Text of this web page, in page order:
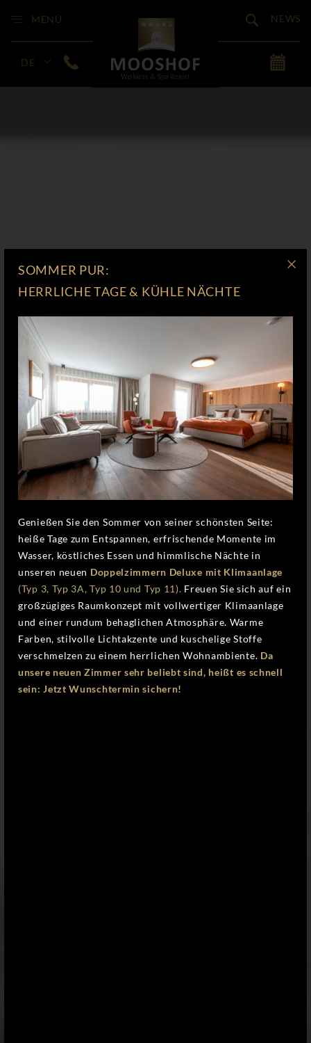
MENÜ NEWS
DE
SOMMER PUR:
HERRLICHE TAGE & KÜHLE NÄCHTE
Genießen Sie den Sommer von seiner schönsten Seite:
heiße Tage zum Entspannen, erfrischende Momente im
Wasser, köstliches Essen und himmlische Nächte in
unseren neuen Doppelzimmern Deluxe mit Klimaanlage
(Typ 3, Typ 3A, Typ 10 und Typ 11). Freuen Sie sich auf ein
großzügiges Raumkonzept mit vollwertiger Klimaanlage
und einer rundum behaglichen Atmosphäre. Warme
Farben, stilvolle Lichtakzente und kuschelige Stoffe
verschmelzen zu einem herrlichen Wohnambiente. Da
unsere neuen Zimmer sehr beliebt sind, heißt es schnell
sein: Jetzt Wunschtermin sichern!